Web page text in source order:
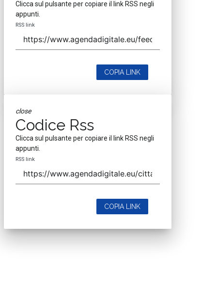
Clicca sul pulsante per copiare il link RSS negli
appunti.
RSS link
COPIA LINK
close
Codice Rss
Clicca sul pulsante per copiare il link RSS negli
appunti.
RSS link
COPIA LINK